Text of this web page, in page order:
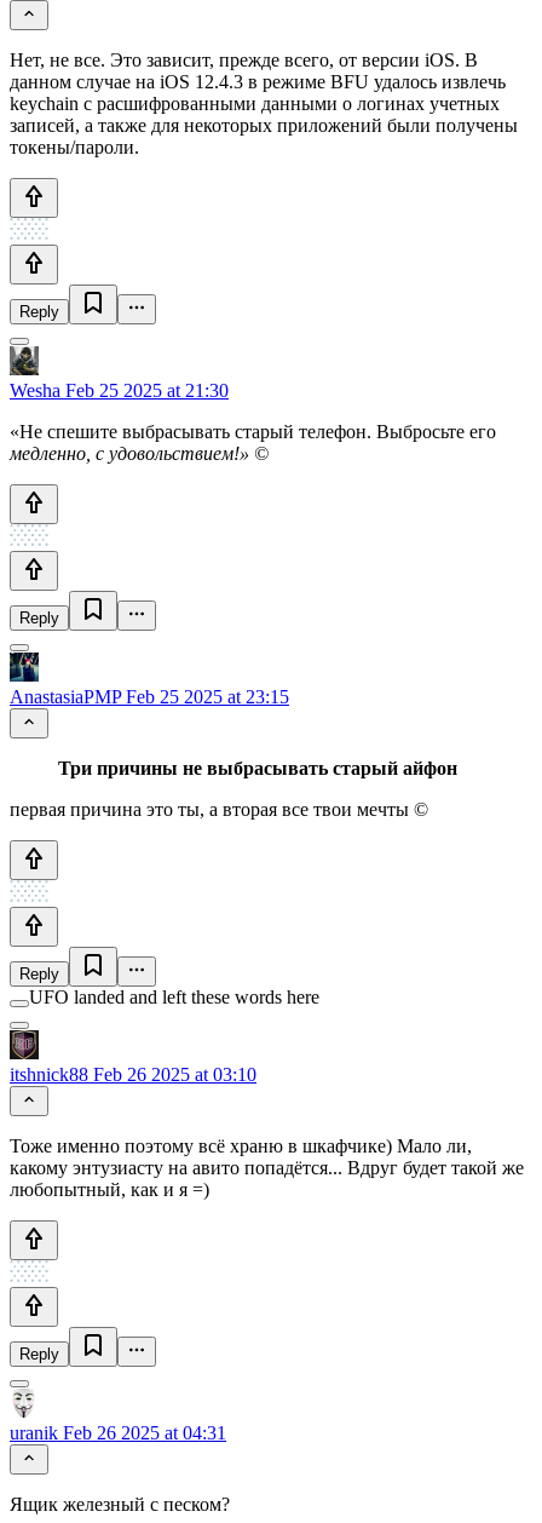
Нет, не все. Это зависит, прежде всего, от версии iOS. В
данном случае на iOS 12.4.3 в режиме BFU удалось извлечь
keychain с расшифрованными данными о логинах учетных
записей, а также для некоторых приложений были получены
токены/пароли.
Reply
Wesha Feb 25 2025 at 21:30
«Не спешите выбрасывать старый телефон. Выбросьте его
медленно, с удовольствием!» ©
Reply
AnastasiaPMPFeb 25 2025 at 23:15
Три причины не выбрасывать старый айфон
первая причина это ты, а вторая все твои мечты ©
Reply
UFO landed and left these words here
itshnick88 Feb 26 2025 at 03:10
Тоже именно поэтому всё храню в шкафчике) Мало ли,
какому энтузиасту на авито попадётся... Вдруг будет такой же
любопытный, как и я =)
Reply
uranik Feb 26 2025 at 04:31
Ящик железный с песком?